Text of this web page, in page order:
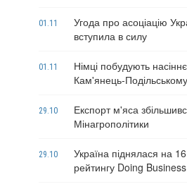
01.11
Угода про асоціацію
вступила в силу
01.11
Німці побудують
Кам'янець-Подільському
29.10
Експорт м'яса
Мінагрополітики
29.10
Україна піднялася на
рейтингу Doing Business